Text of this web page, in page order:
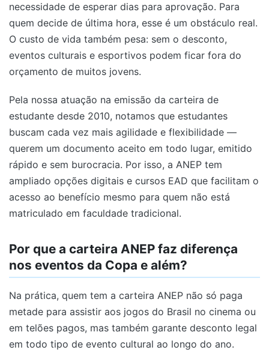
necessidade de esperar dias para aprovação. Para
quem decide de última hora, esse é um obstáculo real.
O custo de vida também pesa: sem o desconto,
eventos culturais e esportivos podem ficar fora do
orçamento de muitos jovens.
Pela nossa atuação na emissão da carteira de
estudante desde 2010, notamos que estudantes
buscam cada vez mais agilidade e flexibilidade —
querem um documento aceito em todo lugar, emitido
rápido e sem burocracia. Por isso, a ANEP tem
ampliado opções digitais e cursos EAD que facilitam o
acesso ao benefício mesmo para quem não está
matriculado em faculdade tradicional.
Por que a carteira ANEP faz diferença
nos eventos da Copa e além?
Na prática, quem tem a carteira ANEP não só paga
metade para assistir aos jogos do Brasil no cinema ou
em telões pagos, mas também garante desconto legal
em todo tipo de evento cultural ao longo do ano.